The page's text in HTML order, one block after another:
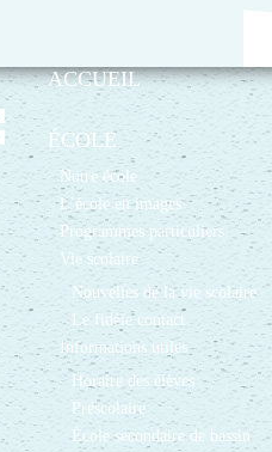
ACCUEIL
ÉCOLE
Notre école
L’école en images
Programmes particuliers
Vie scolaire
Nouvelles de la vie scolaire
Le fidèle contact
Informations utiles
Horaire des élèves
Préscolaire
École secondaire de bassin